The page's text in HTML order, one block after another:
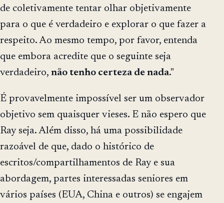
de coletivamente tentar olhar objetivamente
para o que é verdadeiro e explorar o que fazer a
respeito. Ao mesmo tempo, por favor, entenda
que embora acredite que o seguinte seja
verdadeiro, não tenho certeza de nada."
É provavelmente impossível ser um observador
objetivo sem quaisquer vieses. E não espero que
Ray seja. Além disso, há uma possibilidade
razoável de que, dado o histórico de
escritos/compartilhamentos de Ray e sua
abordagem, partes interessadas seniores em
vários países (EUA, China e outros) se engajem